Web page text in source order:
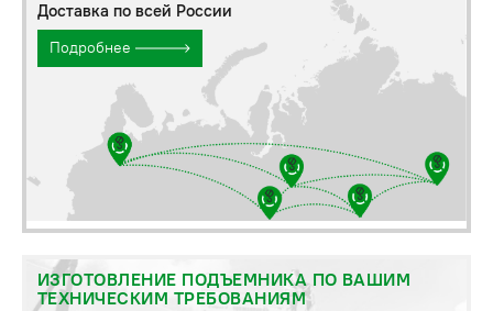
Доставка по всей России
Подробнее
ИЗГОТОВЛЕНИЕ ПОДЪЕМНИКА ПО ВАШИМ
ТЕХНИЧЕСКИМ ТРЕБОВАНИЯМ